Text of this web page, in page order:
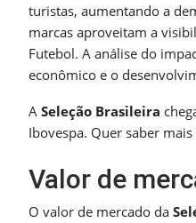
turistas, aumentando a
marcas aproveitam a
Futebol. A análise do
econômico e o
A Seleção Brasileira
Ibovespa. Quer saber
Valor de
O valor de mercado da